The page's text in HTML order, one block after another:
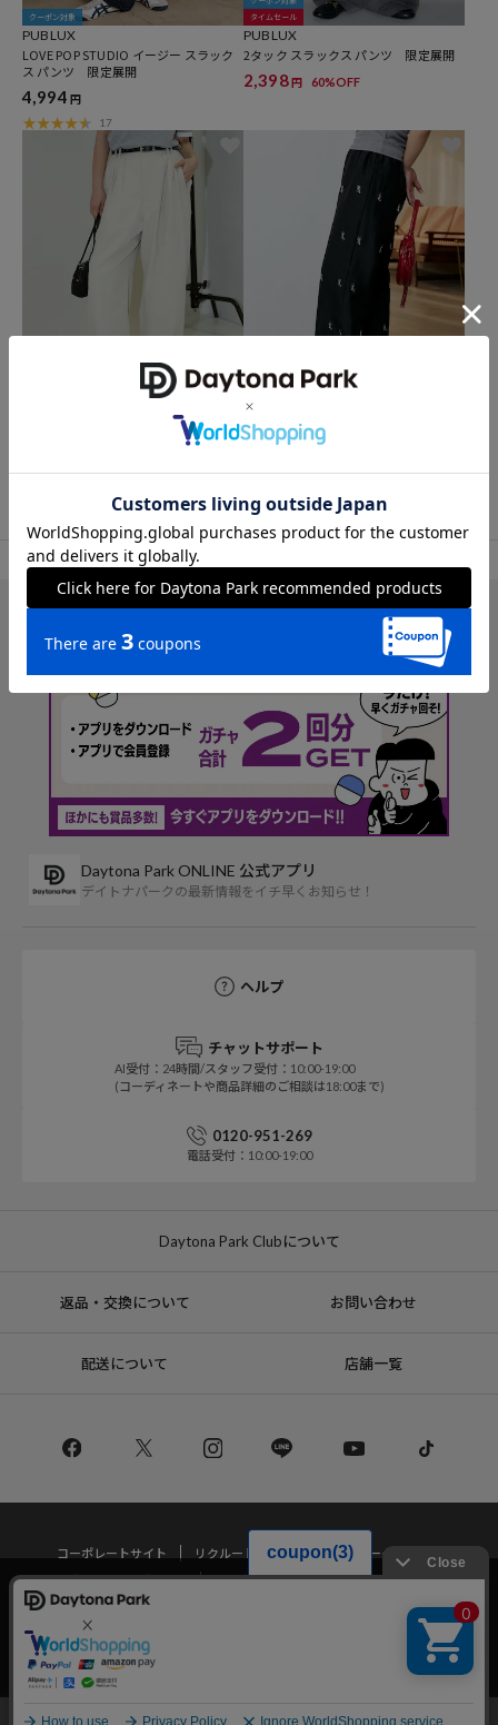
クーポン対象
PUBLUX
LOVE POP STUDIO イージー スラック
ス パンツ 限定展開
4,994 円
17
タイムセール
PUBLUX
2タック スラックス パンツ 限定展開
2,398円 60%OFF
カラー タック スラックス パンツ 限定
タイムセール
PUBLUX
総ビーズ 刺繍 イージー スラックス 限
定展開
TOP パンツ スラックス
Daytona Park ONLINE 公式アプリ
デイトナパークの最新情報をイチ早くお知らせ！
ヘルプ
チャットサポート
AI受付：24時間/スタッフ受付：10:00-19:00
(コーディネートや商品詳細のご相談は18:00まで)
0120-951-269
電話受付：10:00-19:00
Daytona Park Clubについて
返品・交換について お問い合わせ
配送について 店舗一覧
コーポレートサイト リクルート
サステナブルマークについて
プライバシーポリシー
特定商取引法・古物営業法に基づく表記
Copyright © DAYTONA INTERNATIONAL Co.,Ltd All Rights Reserved.
当サイトでは利用体験の向上およびコンテンツの最適な提供、トラフィック
の分析を目的としてCookieを使用しています。
サイトの閲覧を継続された場合、Cookieの利用に同意したことものといたし
ます。
詳細についてはプライバシーポリシー
承諾する